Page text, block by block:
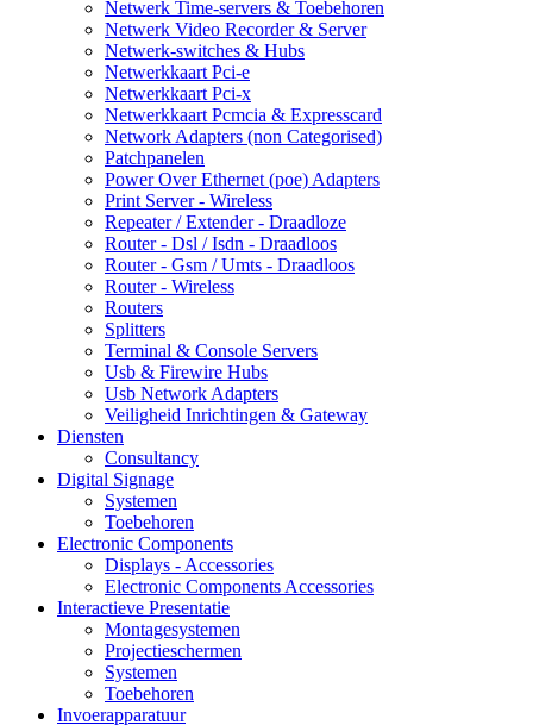
Netwerk Time-servers & Toebehoren
Netwerk Video Recorder & Server
Netwerk-switches & Hubs
Netwerkkaart Pci-e
Netwerkkaart Pci-x
Netwerkkaart Pcmcia & Expresscard
Network Adapters (non Categorised)
Patchpanelen
Power Over Ethernet (poe) Adapters
Print Server - Wireless
Repeater / Extender - Draadloze
Router - Dsl / Isdn - Draadloos
Router - Gsm / Umts - Draadloos
Router - Wireless
Routers
Splitters
Terminal & Console Servers
Usb & Firewire Hubs
Usb Network Adapters
Veiligheid Inrichtingen & Gateway
Diensten
Consultancy
Digital Signage
Systemen
Toebehoren
Electronic Components
Displays - Accessories
Electronic Components Accessories
Interactieve Presentatie
Montagesystemen
Projectieschermen
Systemen
Toebehoren
Invoerapparatuur